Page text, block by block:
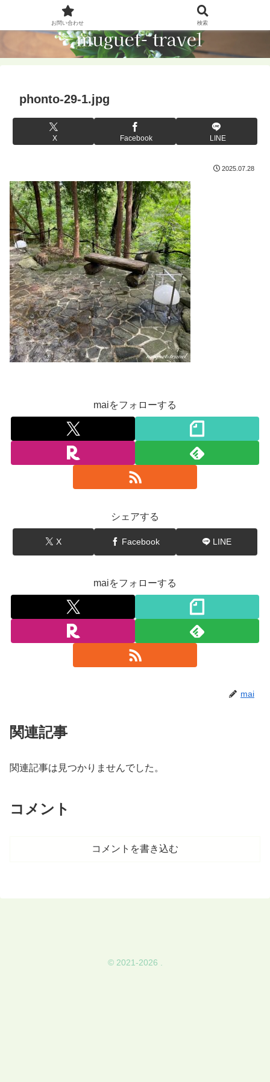
phonto-29-1.jpg
X Facebook LINE
2025.07.28
maiをフォローする
シェアする
X Facebook LINE
maiをフォローする
mai
関連記事
関連記事は見つかりませんでした。
コメント
コメントを書き込む
© 2021-2026 .
お問い合わせ 検索